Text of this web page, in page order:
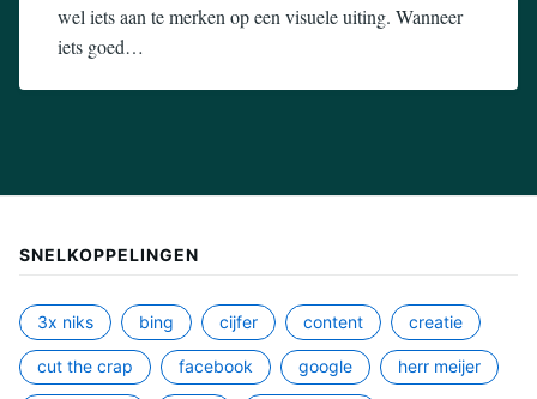
wel iets aan te merken op een visuele uiting. Wanneer
iets goed…
SNELKOPPELINGEN
3x niks bing cijfer content creatie
cut the crap facebook google herr meijer